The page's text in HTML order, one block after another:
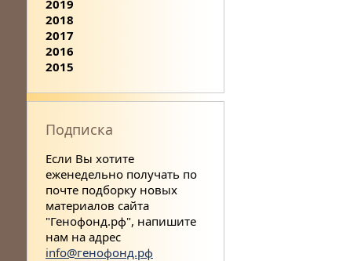
2019
2018
2017
2016
2015
Подписка
Если Вы хотите
еженедельно получать по
почте подборку новых
материалов сайта
"Генофонд.рф", напишите
нам на адрес
info@генофонд.рф